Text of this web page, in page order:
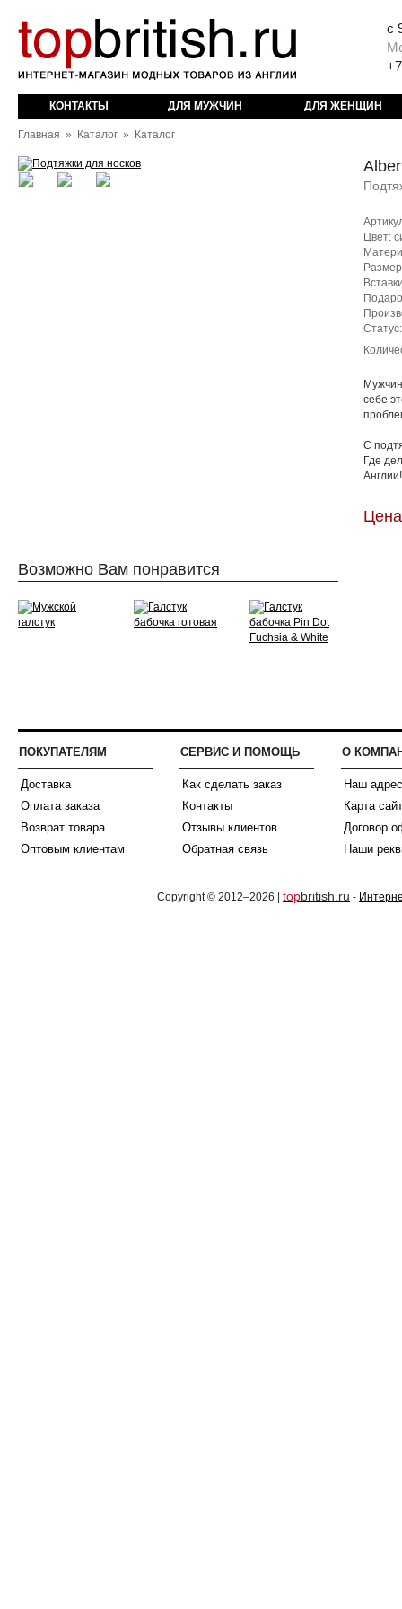
с
КОНТАКТЫ ДЛЯ МУЖЧИН ДЛЯ ЖЕНЩИН
Главная » Каталог » Каталог
Цвет:
себе
С
Где
Англии!
Возможно Вам понравится
ПОКУПАТЕЛЯМ
Доставка
Оплата заказа
Возврат товара
Оптовым клиентам
СЕРВИС И ПОМОЩЬ
Как сделать заказ
Контакты
Отзывы клиентов
Обратная связь
О
Наш адрес
Карта
Договор
Наши
Copyright © 2012–2026 | topbritish.ru -